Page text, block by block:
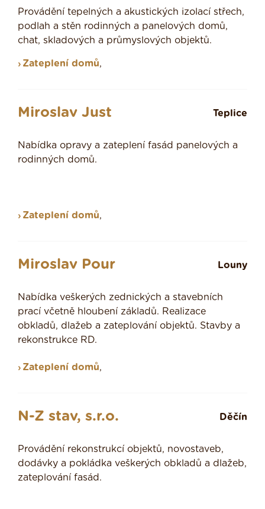
Provádění tepelných a akustických izolací střech,
podlah a stěn rodinných a panelových domů,
chat, skladových a průmyslových objektů.
Zateplení domů,
Miroslav Just Teplice
Nabídka opravy a zateplení fasád panelových a
rodinných domů.
Zateplení domů,
Miroslav Pour Louny
Nabídka veškerých zednických a stavebních
prací včetně hloubení základů. Realizace
obkladů, dlažeb a zateplování objektů. Stavby a
rekonstrukce RD.
Zateplení domů,
N-Z stav, s.r.o. Děčín
Provádění rekonstrukcí objektů, novostaveb,
dodávky a pokládka veškerých obkladů a dlažeb,
zateplování fasád.